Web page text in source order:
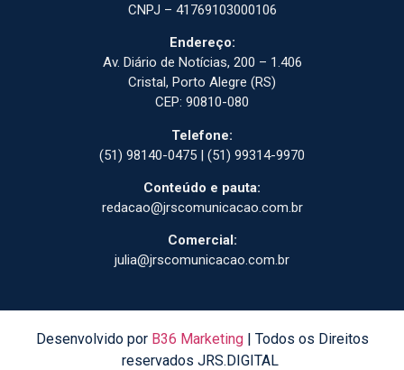
CNPJ – 41769103000106
Endereço:
Av. Diário de Notícias, 200 – 1.406
Cristal, Porto Alegre (RS)
CEP: 90810-080
Telefone:
(51) 98140-0475 | (51) 99314-9970
Conteúdo e pauta:
redacao@jrscomunicacao.com.br
Comercial:
julia@jrscomunicacao.com.br
Desenvolvido por B36 Marketing| Todos os Direitos
reservados JRS.DIGITAL